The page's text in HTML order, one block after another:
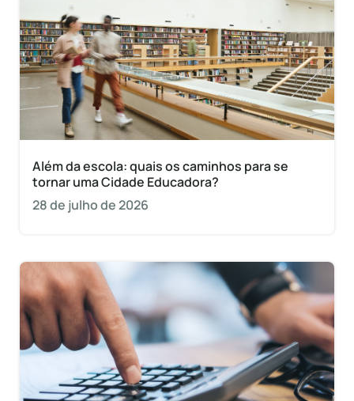
Além da escola: quais os caminhos para se
tornar uma Cidade Educadora?
28 de julho de 2026